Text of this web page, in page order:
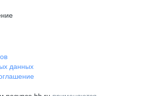
данных